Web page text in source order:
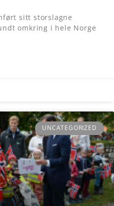
sitt storslagne
omkring i hele Norge
UNCATEGORIZED